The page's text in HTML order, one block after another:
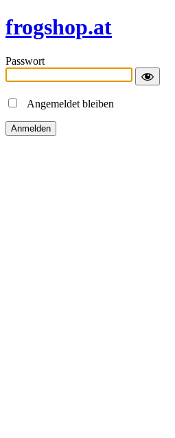
frogshop.at
Passwort
Angemeldet bleiben